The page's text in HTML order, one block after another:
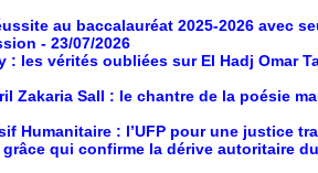
au baccalauréat 2025-2026 avec
- 23/07/2026
: les vérités oubliées sur El Hadj Omar
Zakaria Sall : le chantre de la poésie
Humanitaire : l’UFP pour une justice
qui confirme la dérive autoritaire